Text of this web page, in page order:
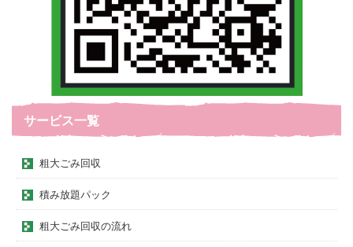
サービス一覧
粗大ごみ回収
積み放題パック
粗大ごみ回収の流れ